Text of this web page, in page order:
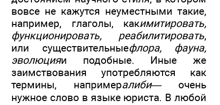
вовсе не кажутся неуместными такие,
например, глаголы, какимитировать,
функционировать, реабилитировать,
или существительныефлора, фауна,
эволюцияи подобные. Иные же
заимствования употребляются как
термины, напримералиби— очень
нужное слово в языке юриста. В любой